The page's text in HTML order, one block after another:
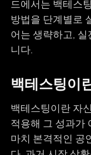
드에서는 백테스
방법을 단계별로
어는 생략하고,
니다.
백테스팅이
백테스팅이란 자
적용해 그 성과가
마치 본격적인 공